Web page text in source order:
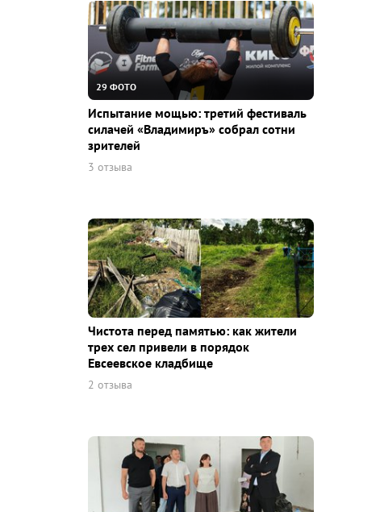
29 ФОТО
Испытание мощью: третий фестиваль
силачей «Владимиръ» собрал сотни
зрителей
3 отзыва
Чистота перед памятью: как жители
трех сел привели в порядок
Евсеевское кладбище
2 отзыва